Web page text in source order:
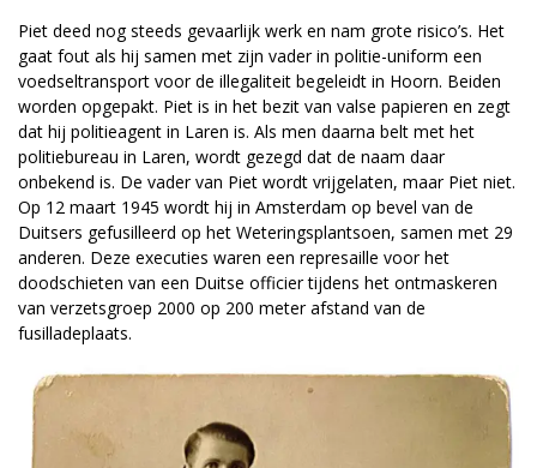
Piet deed nog steeds gevaarlijk werk en nam grote risico’s. Het
gaat fout als hij samen met zijn vader in politie-uniform een
voedseltransport voor de illegaliteit begeleidt in Hoorn. Beiden
worden opgepakt. Piet is in het bezit van valse papieren en zegt
dat hij politieagent in Laren is. Als men daarna belt met het
politiebureau in Laren, wordt gezegd dat de naam daar
onbekend is. De vader van Piet wordt vrijgelaten, maar Piet niet.
Op 12 maart 1945 wordt hij in Amsterdam op bevel van de
Duitsers gefusilleerd op het Weteringsplantsoen, samen met 29
anderen. Deze executies waren een represaille voor het
doodschieten van een Duitse officier tijdens het ontmaskeren
van verzetsgroep 2000 op 200 meter afstand van de
fusilladeplaats.